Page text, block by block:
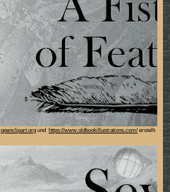
openclipart.org und https://www.oldbookillustrations.com/ erstellt